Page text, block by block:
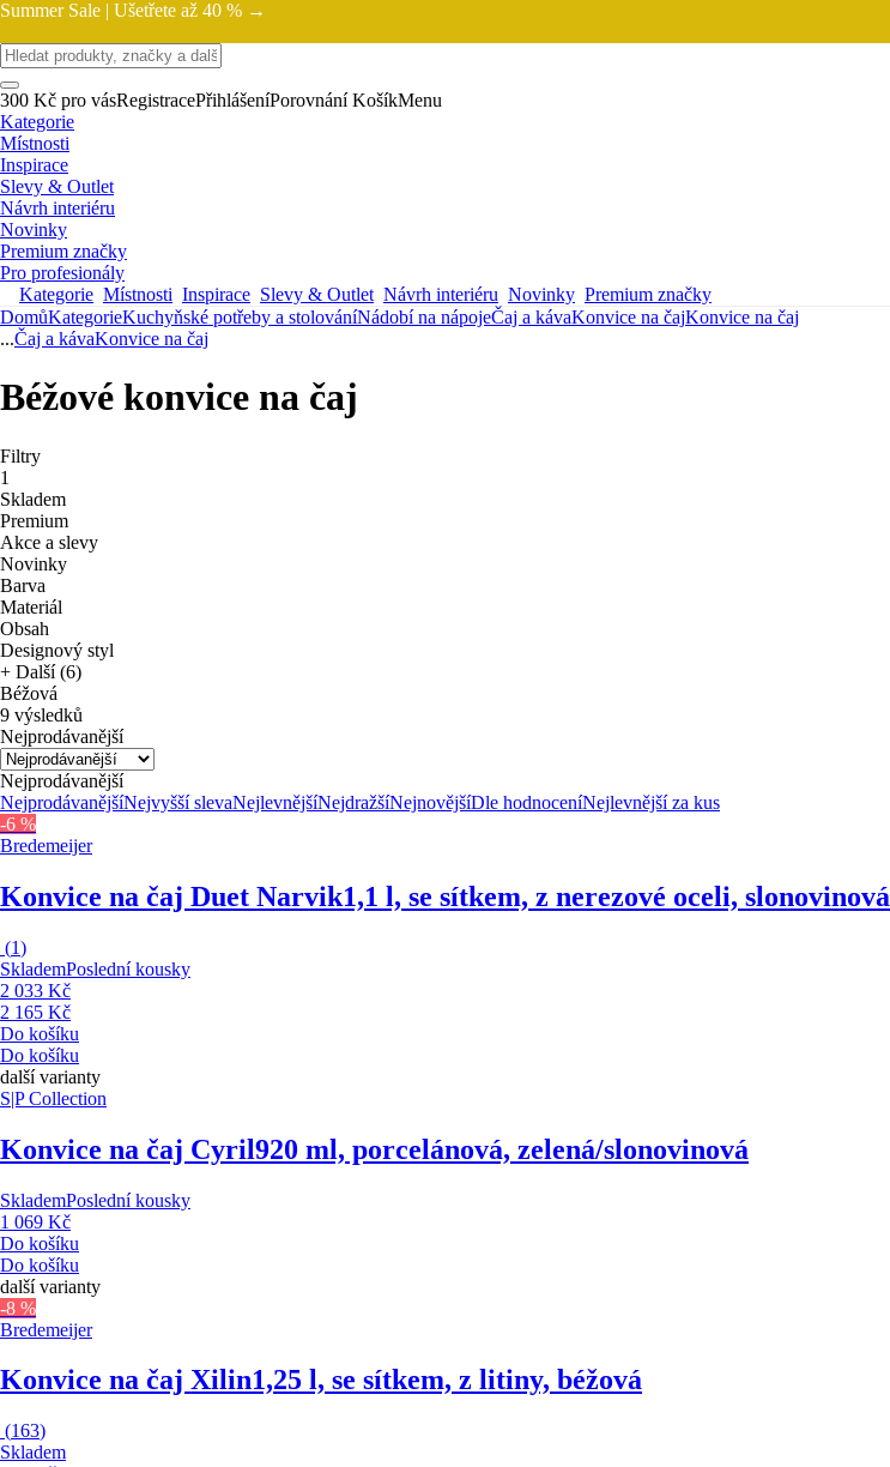
Summer Sale | Ušetřete až 40 % →
300 Kč pro vásRegistracePřihlášeníPorovnání KošíkMenu
Kategorie
Místnosti
Inspirace
Slevy & Outlet
Návrh interiéru
Novinky
Premium značky
Pro profesionály
Kategorie Místnosti Inspirace Slevy & Outlet Návrh interiéru Novinky Premium značky
DomůKategorieKuchyňské potřeby a stolováníNádobí na nápojeČaj a kávaKonvice na čajKonvice na čaj
...Čaj a kávaKonvice na čaj
Béžové konvice na čaj
Filtry
1
Skladem
Premium
Akce a slevy
Novinky
Barva
Materiál
Obsah
Designový styl
+ Další (6)
Béžová
9 výsledků
Nejprodávanější
Nejprodávanější
NejprodávanějšíNejvyšší slevaNejlevnějšíNejdražšíNejnovějšíDle hodnoceníNejlevnější za kus
-6 %
Bredemeijer
Konvice na čaj Duet Narvik1,1 l, se sítkem, z nerezové oceli, slonovinová
(1)
SklademPoslední kousky
2 033 Kč
2 165 Kč
Do košíku
Do košíku
další varianty
S|P Collection
Konvice na čaj Cyril920 ml, porcelánová, zelená/slonovinová
SklademPoslední kousky
1 069 Kč
Do košíku
Do košíku
další varianty
-8 %
Bredemeijer
Konvice na čaj Xilin1,25 l, se sítkem, z litiny, béžová
(163)
Skladem